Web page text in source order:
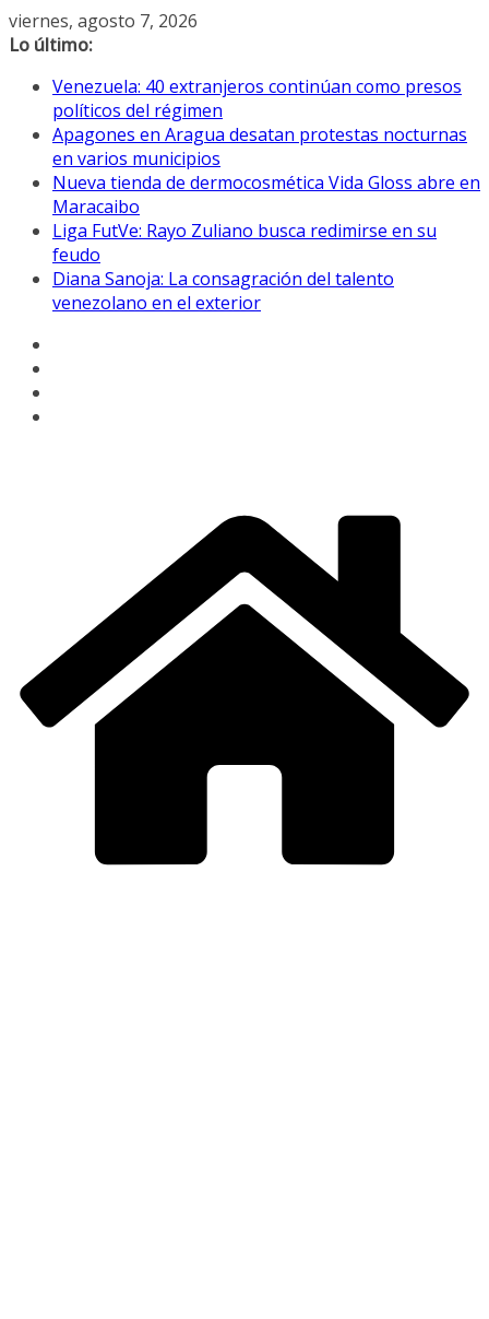
Saltar
al
viernes, agosto 7, 2026
Lo último:
Venezuela: 40 extranjeros continúan como presos
políticos del régimen
Apagones en Aragua desatan protestas nocturnas
en varios municipios
Nueva tienda de dermocosmética Vida Gloss abre en
Maracaibo
Liga FutVe: Rayo Zuliano busca redimirse en su
feudo
Diana Sanoja: La consagración del talento
venezolano en el exterior